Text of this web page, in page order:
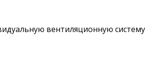
вентиляционную систему